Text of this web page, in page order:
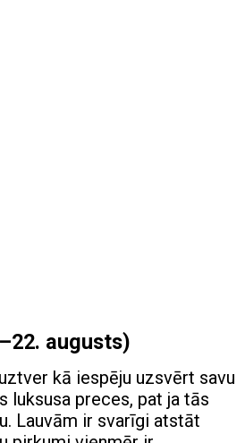
augusts)
kā iespēju uzsvērt savu
luksusa preces, pat ja tās
Lauvām ir svarīgi atstāt